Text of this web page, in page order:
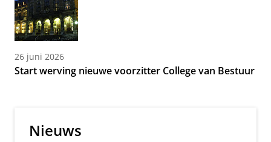
26 juni 2026
Start werving nieuwe voorzitter College van Bestuur
Nieuws